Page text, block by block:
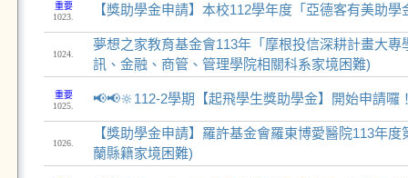
重要
1023.
【獎助學金申請】本校112學年度「亞德客有美助
1024.
夢想之家教育基金會113年「摩根投信深耕計畫大專
訊、金融、商管、管理學院相關科系家境困難)
重要
1025.
📢📢🔆112-2學期【起飛學生獎助學金】開始申請囉
1026.
【獎助學金申請】羅許基金會羅東博愛醫院113年
蘭縣籍家境困難)